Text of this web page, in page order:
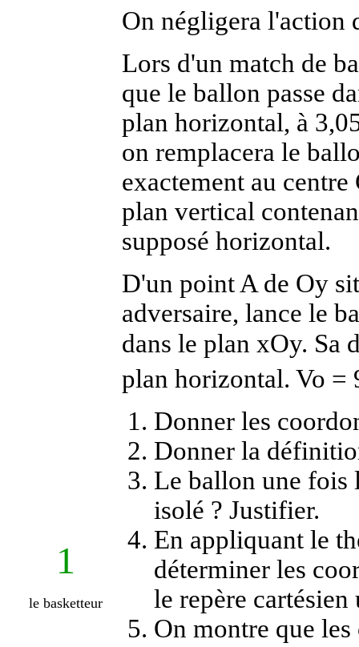
1
le basketteur
On négligera l'action
Lors d'un match de
que le ballon passe
plan horizontal, à
on remplacera le
exactement au
plan vertical
supposé horizontal.
D'un point A de Oy
adversaire, lance le
dans le plan xOy.
plan horizontal. Vo =
Donner les
Donner la
Le ballon une fois
isolé ? Justifier.
En appliquant le
déterminer les
le repère cartésien
On montre que